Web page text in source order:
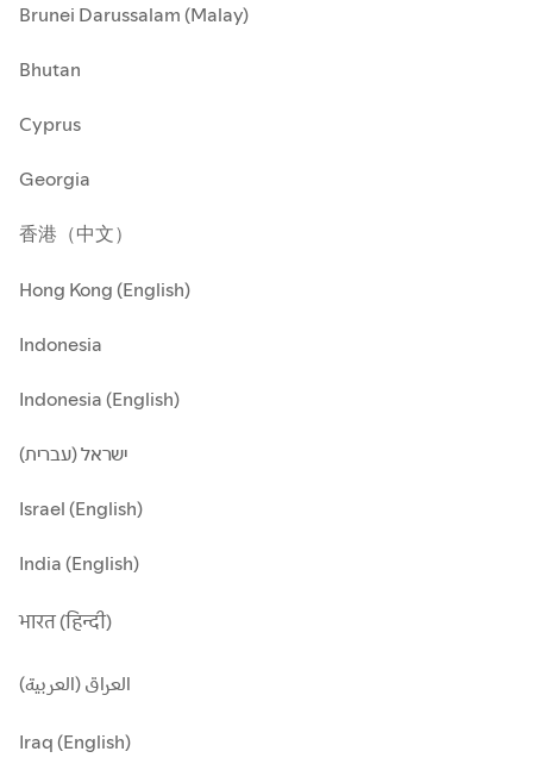
Brunei Darussalam (Malay)
Bhutan
Cyprus
Georgia
香港（中文）
Hong Kong (English)
Indonesia
Indonesia (English)
ישראל (עברית)
Israel (English)
India (English)
भारत (हिन्दी)
العراق (العربية)
Iraq (English)